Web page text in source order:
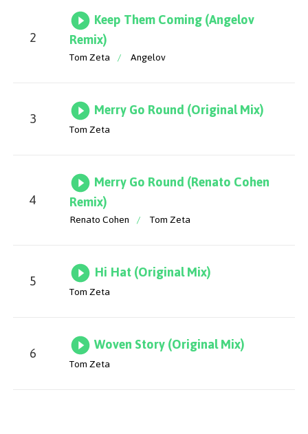
2
Keep Them Coming (Angelov
Remix)
Tom Zeta / Angelov
3 Merry Go Round (Original Mix)
Tom Zeta
4
Merry Go Round (Renato Cohen
Remix)
Renato Cohen / Tom Zeta
5 Hi Hat (Original Mix)
Tom Zeta
6 Woven Story (Original Mix)
Tom Zeta